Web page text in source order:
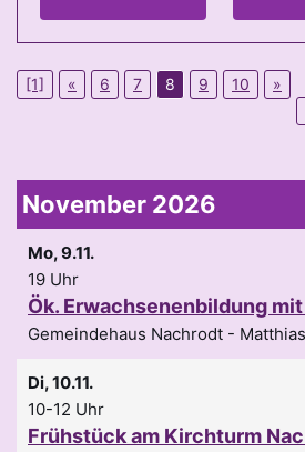
[1] « 6 7 8 9 10
»
November 2026
Mo, 9.11.
19 Uhr
Ök. Erwachsenenbildung
Gemeindehaus Nachrodt
Di, 10.11.
10-12 Uhr
Frühstück am Kirchturm